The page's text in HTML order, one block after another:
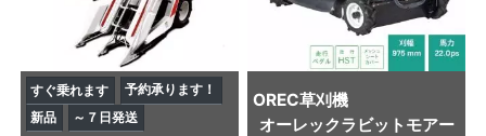
すぐ乗れます
予約承ります！
新品
～７日発送
OREC草刈機
オーレックラビットモアー